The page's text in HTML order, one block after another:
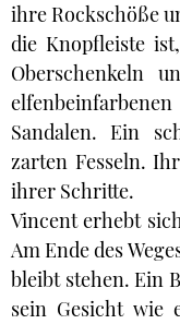
ihre Rockschöße
die Knopfleiste
Oberschenkeln
Sandalen. Ein
zarten Fesseln.
ihrer Schritte.
Vincent erhebt
Am Ende des
bleibt stehen. Ein
sein Gesicht wie